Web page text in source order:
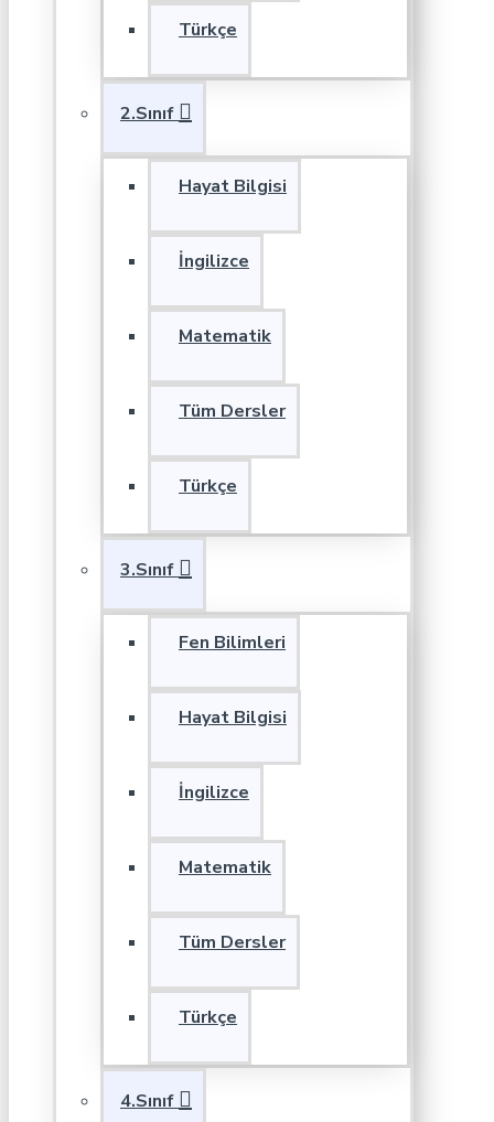
Türkçe
2.Sınıf
Hayat Bilgisi
İngilizce
Matematik
Tüm Dersler
Türkçe
3.Sınıf
Fen Bilimleri
Hayat Bilgisi
İngilizce
Matematik
Tüm Dersler
Türkçe
4.Sınıf